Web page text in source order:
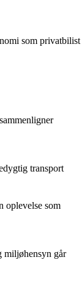
som privatbilist
transport
oplevelse som
miljøhensyn går